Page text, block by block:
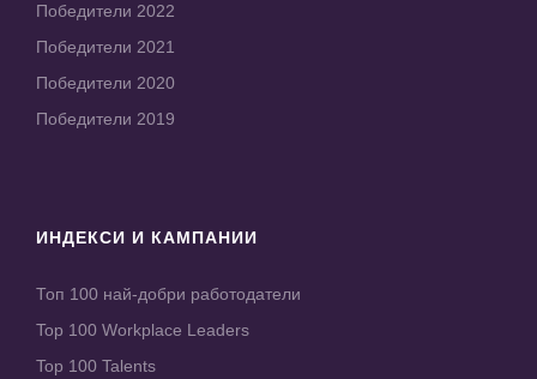
Победители 2022
Победители 2021
Победители 2020
Победители 2019
ИНДЕКСИ И КАМПАНИИ
Топ 100 най-добри работодатели
Top 100 Workplace Leaders
Top 100 Talents